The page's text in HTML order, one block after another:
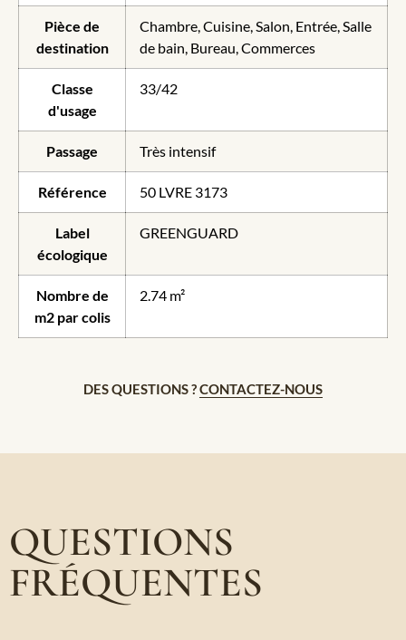
Pièce de
destination
Chambre, Cuisine, Salon, Entrée, Salle
de bain, Bureau, Commerces
Classe
d'usage
33/42
Passage Très intensif
Référence 50 LVRE 3173
Label
écologique
GREENGUARD
Nombre de
m2 par colis
2.74 m²
DES QUESTIONS ?CONTACTEZ-NOUS
QUESTIONS
FRÉQUENTES